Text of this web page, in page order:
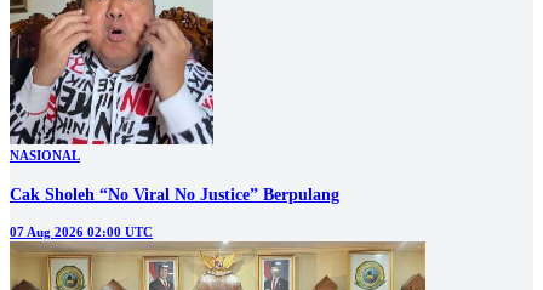
NASIONAL
Cak Sholeh “No Viral No Justice” Berpulang
07 Aug 2026 02:00 UTC